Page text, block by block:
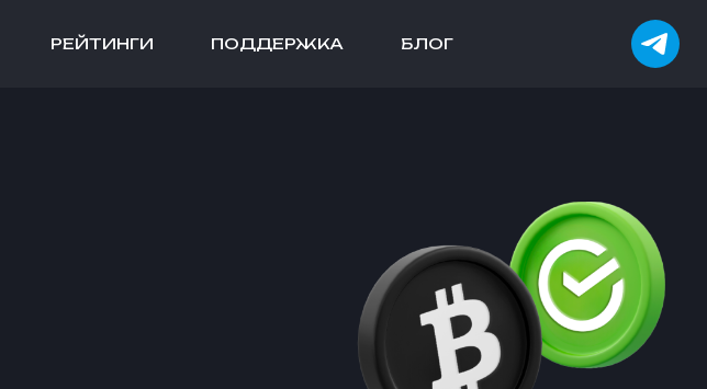
РЕЙТИНГИ ПОДДЕРЖКА БЛОГ